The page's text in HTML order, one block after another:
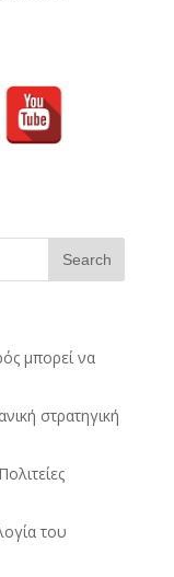
μπορεί να
στρατηγική
του